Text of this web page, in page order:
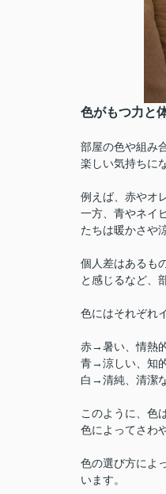
色がもつ力と
部屋の色や組み
楽しい気持ちに
例えば、赤やオ
一方、青やネイ
たちは暖かさや
個人差はあるも
と感じるなど、
色にはそれぞれ
赤→暑い、情熱
青→涼しい、知
白→清純、清潔
このように、色
色によってさわ
色の選び方によ
います。